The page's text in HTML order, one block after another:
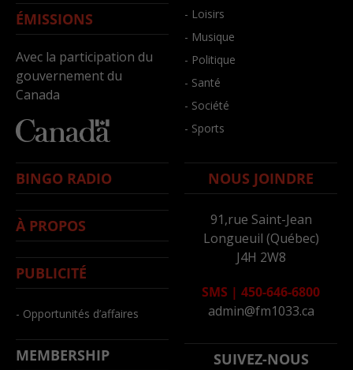
ÉMISSIONS
Avec la participation du
gouvernement du
Canada
- Loisirs
- Musique
- Politique
- Santé
- Société
- Sports
BINGO RADIO
À PROPOS
PUBLICITÉ
- Opportunités d’affaires
MEMBERSHIP
NOUS JOINDRE
91,rue Saint-Jean
Longueuil (Québec)
J4H 2W8
SMS | 450-646-6800
admin@fm1033.ca
SUIVEZ-NOUS